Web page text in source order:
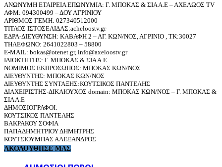
ΑΝΩΝΥΜΗ ΕΤΑΙΡΕΙΑ ΕΠΩΝΥΜΙΑ: Γ. ΜΠΟΚΑΣ & ΣΙΑ Α.Ε – ΑΧΕΛΩΟΣ TV
ΑΦΜ: 094300499 – ΔΟΥ ΑΓΡΙΝΙΟΥ
ΑΡΙΘΜΟΣ ΓΕΜΗ: 027340512000
ΤΙΤΛΟΣ ΙΣΤΟΣΕΛΙΔΑΣ:acheloostv.gr
ΕΔΡΑ-ΔΙΕΥΘΥΝΣΗ: ΚΑΒΑΦΗ 2 – ΑΓ. ΚΩΝ/ΝΟΣ, ΑΓΡΙΝΙΟ , ΤΚ:30027
ΤΗΛΕΦΩΝΟ: 2641022803 – 58800
E-MAIL: bokas@otenet.gr, info@axeloostv.gr
ΙΔΙΟΚΤΗΤΗΣ: Γ. ΜΠΟΚΑΣ & ΣΙΑ Α.Ε
ΝΟΜΙΜΟΣ ΕΚΠΡΟΣΩΠΟΣ: ΜΠΟΚΑΣ ΚΩΝ/ΝΟΣ
ΔΙΕΥΘΥΝΤΗΣ: ΜΠΟΚΑΣ ΚΩΝ/ΝΟΣ
ΔΙΕΥΘΥΝΤΗΣ ΣΥΝΤΑΞΗΣ:ΚΟΥΤΣΙΚΟΣ ΠΑΝΤΕΛΗΣ
ΔΙΑΧΕΙΡΙΣΤΗΣ-ΔΙΚΑΙΟΥΧΟΣ domain: ΜΠΟΚΑΣ ΚΩΝ/ΝΟΣ – Γ. ΜΠΟΚΑΣ &
ΣΙΑ Α.Ε
ΔΗΜΟΣΙΟΓΡΑΦΟΙ:
ΚΟΥΤΣΙΚΟΣ ΠΑΝΤΕΛΗΣ
ΒΑΚΡΑΚΟΥ ΣΟΦΙΑ
ΠΑΠΑΔΗΜΗΤΡΙΟΥ ΔΗΜΗΤΡΗΣ
ΚΟΥΤΣΙΟΥΜΠΑΣ ΑΛΕΞΑΝΔΡΟΣ
ΑΚΟΛΟΥΘΗΣΕ ΜΑΣ